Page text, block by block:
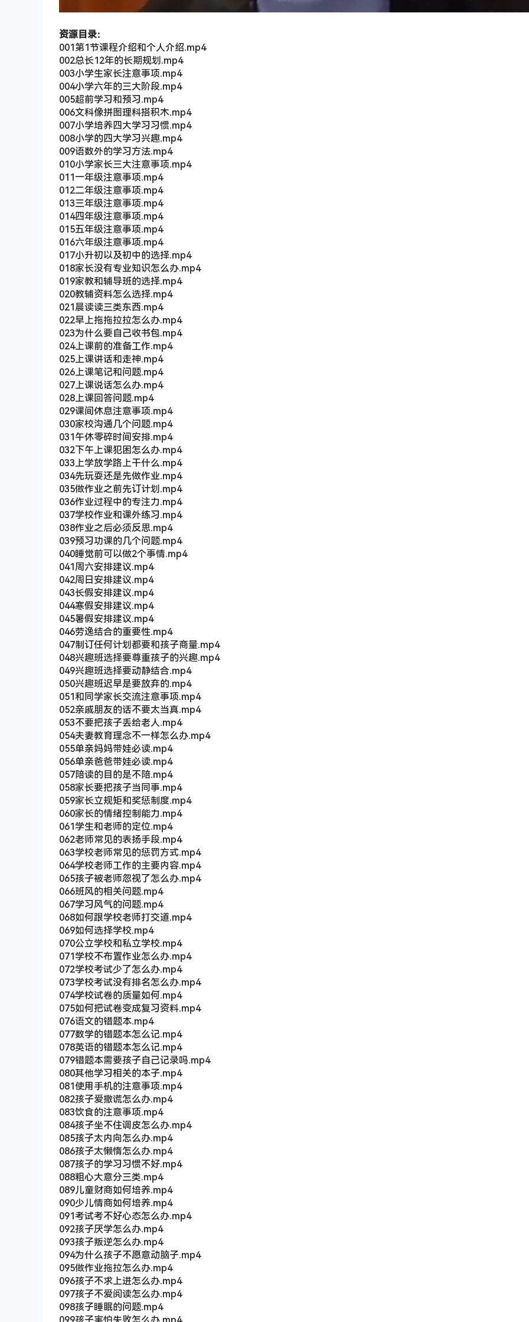
资源目录：
001第1节课程介绍和个人介绍.mp4
002总长12年的长期规划.mp4
003小学生家长注意事项.mp4
004小学六年的三大阶段.mp4
005超前学习和预习.mp4
006文科像拼图理科搭积木.mp4
007小学培养四大学习习惯.mp4
008小学的四大学习兴趣.mp4
009语数外的学习方法.mp4
010小学家长三大注意事项.mp4
011一年级注意事项.mp4
012二年级注意事项.mp4
013三年级注意事项.mp4
014四年级注意事项.mp4
015五年级注意事项.mp4
016六年级注意事项.mp4
017小升初以及初中的选择.mp4
018家长没有专业知识怎么办.mp4
019家教和辅导班的选择.mp4
020教辅资料怎么选择.mp4
021晨读读三类东西.mp4
022早上拖拖拉拉怎么办.mp4
023为什么要自己收书包.mp4
024上课前的准备工作.mp4
025上课讲话和走神.mp4
026上课笔记和问题.mp4
027上课说话怎么办.mp4
028上课回答问题.mp4
029课间休息注意事项.mp4
030家校沟通几个问题.mp4
031午休零碎时间安排.mp4
032下午上课犯困怎么办.mp4
033上学放学路上干什么.mp4
034先玩耍还是先做作业.mp4
035做作业之前先订计划.mp4
036作业过程中的专注力.mp4
037学校作业和课外练习.mp4
038作业之后必须反思.mp4
039预习功课的几个问题.mp4
040睡觉前可以做2个事情.mp4
041周六安排建议.mp4
042周日安排建议.mp4
043长假安排建议.mp4
044寒假安排建议.mp4
045暑假安排建议.mp4
046劳逸结合的重要性.mp4
047制订任何计划都要和孩子商量.mp4
048兴趣班选择要尊重孩子的兴趣.mp4
049兴趣班选择要动静结合.mp4
050兴趣班迟早是要放弃的.mp4
051和同学家长交流注意事项.mp4
052亲戚朋友的话不要太当真.mp4
053不要把孩子丢给老人.mp4
054夫妻教育理念不一样怎么办.mp4
055单亲妈妈带娃必读.mp4
056单亲爸爸带娃必读.mp4
057陪读的目的是不陪.mp4
058家长要把孩子当同事.mp4
059家长立规矩和奖惩制度.mp4
060家长的情绪控制能力.mp4
061学生和老师的定位.mp4
062老师常见的表扬手段.mp4
063学校老师常见的惩罚方式.mp4
064学校老师工作的主要内容.mp4
065孩子被老师忽视了怎么办.mp4
066班风的相关问题.mp4
067学习风气的问题.mp4
068如何跟学校老师打交道.mp4
069如何选择学校.mp4
070公立学校和私立学校.mp4
071学校不布置作业怎么办.mp4
072学校考试少了怎么办.mp4
073学校考试没有排名怎么办.mp4
074学校试卷的质量如何.mp4
075如何把试卷变成复习资料.mp4
076语文的错题本.mp4
077数学的错题本怎么记.mp4
078英语的错题本怎么记.mp4
079错题本需要孩子自己记录吗.mp4
080其他学习相关的本子.mp4
081使用手机的注意事项.mp4
082孩子爱撒谎怎么办.mp4
083饮食的注意事项.mp4
084孩子坐不住调皮怎么办.mp4
085孩子太内向怎么办.mp4
086孩子太懒惰怎么办.mp4
087孩子的学习习惯不好.mp4
088粗心大意分三类.mp4
089儿童财商如何培养.mp4
090少儿情商如何培养.mp4
091考试考不好心态怎么办.mp4
092孩子厌学怎么办.mp4
093孩子叛逆怎么办.mp4
094为什么孩子不愿意动脑子.mp4
095做作业拖拉怎么办.mp4
096孩子不求上进怎么办.mp4
097孩子不爱阅读怎么办.mp4
098孩子睡眠的问题.mp4